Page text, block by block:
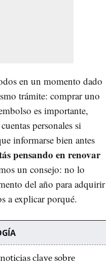
en un momento dado
trámite: comprar uno
es importante,
personales si
informarse bien antes
pensando en renovar
un consejo: no lo
del año para adquirir
a explicar porqué.
clave sobre